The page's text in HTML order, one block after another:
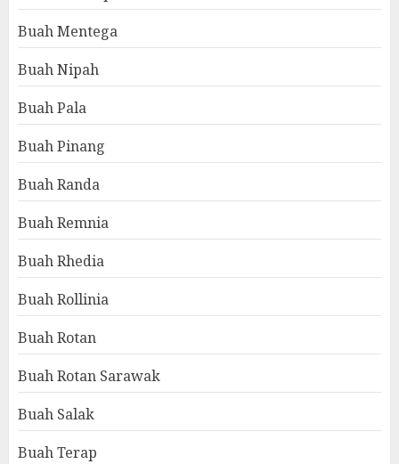
Buah Mentega
Buah Nipah
Buah Pala
Buah Pinang
Buah Randa
Buah Remnia
Buah Rhedia
Buah Rollinia
Buah Rotan
Buah Rotan Sarawak
Buah Salak
Buah Terap